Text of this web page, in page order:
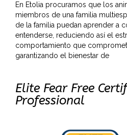
En Etolia procuramos que los
miembros de una familia
de la familia puedan aprender a
entenderse, reduciendo así el
comportamiento que
garantizando el bienestar de
Elite Fear Free
Professional